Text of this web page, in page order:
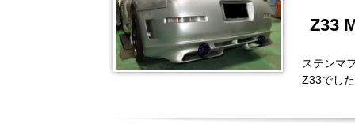
Z33
ステンマ
Z33でし